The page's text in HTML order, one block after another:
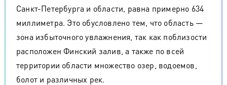
Санкт-Петербурга и области, равна примерно 634
миллиметра. Это обусловлено тем, что область —
зона избыточного увлажнения, так как поблизости
расположен Финский залив, а также по всей
территории области множество озер, водоемов,
болот и различных рек.